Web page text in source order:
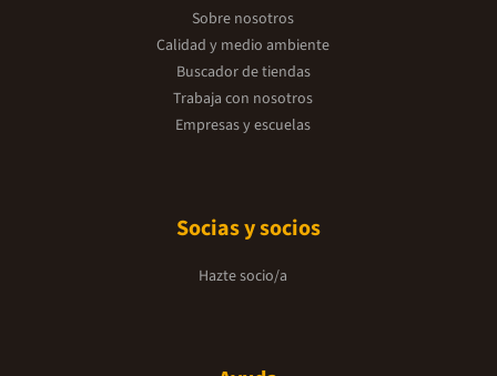
Sobre nosotros
Calidad y medio ambiente
Buscador de tiendas
Trabaja con nosotros
Empresas y escuelas
Socias y socios
Hazte socio/a